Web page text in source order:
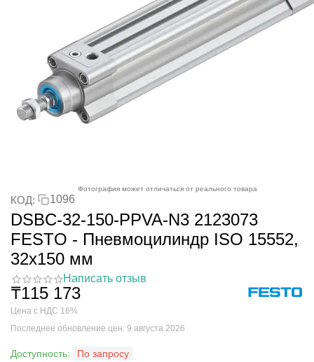
Фотография может отличаться от реального товара
КОД: 1096
DSBC-32-150-PPVA-N3 2123073
FESTO - Пневмоцилиндр ISO 15552,
32x150 мм
Написать отзыв
₸115 173
Цена с НДС 16%
Последнее обновление цен: 9 августа 2026
Доступность:
По запросу